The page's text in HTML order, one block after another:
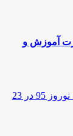
آموزش و